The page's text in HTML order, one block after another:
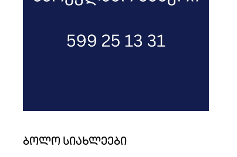
ბოლო სიახლეები